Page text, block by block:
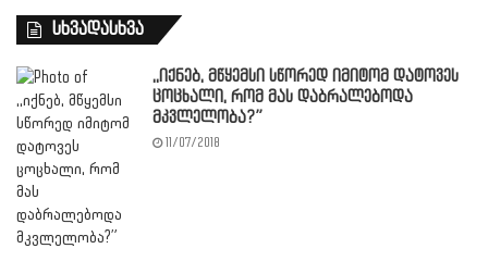
სხვადასხვა
,,იქნებ, მწყემსი სწორედ იმიტომ დატოვეს
ცოცხალი, რომ მას დაბრალებოდა
მკვლელობა?”
11/07/2018